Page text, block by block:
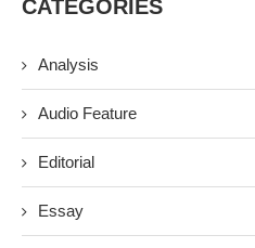
CATEGORIES
Analysis
Audio Feature
Editorial
Essay